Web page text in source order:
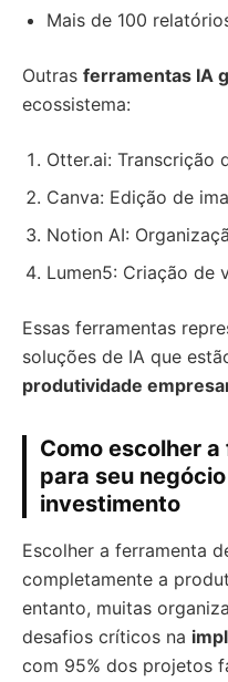
Mais de 100
Outras ferramentas IA
ecossistema:
Otter.ai: Transcrição
Canva: Edição de
Notion AI:
Lumen5: Criação de
Essas ferramentas
soluções de IA que
produtividade
Como escolher
para seu
investimento
Escolher a ferramenta
completamente a
entanto, muitas
desafios críticos na
com 95% dos projetos